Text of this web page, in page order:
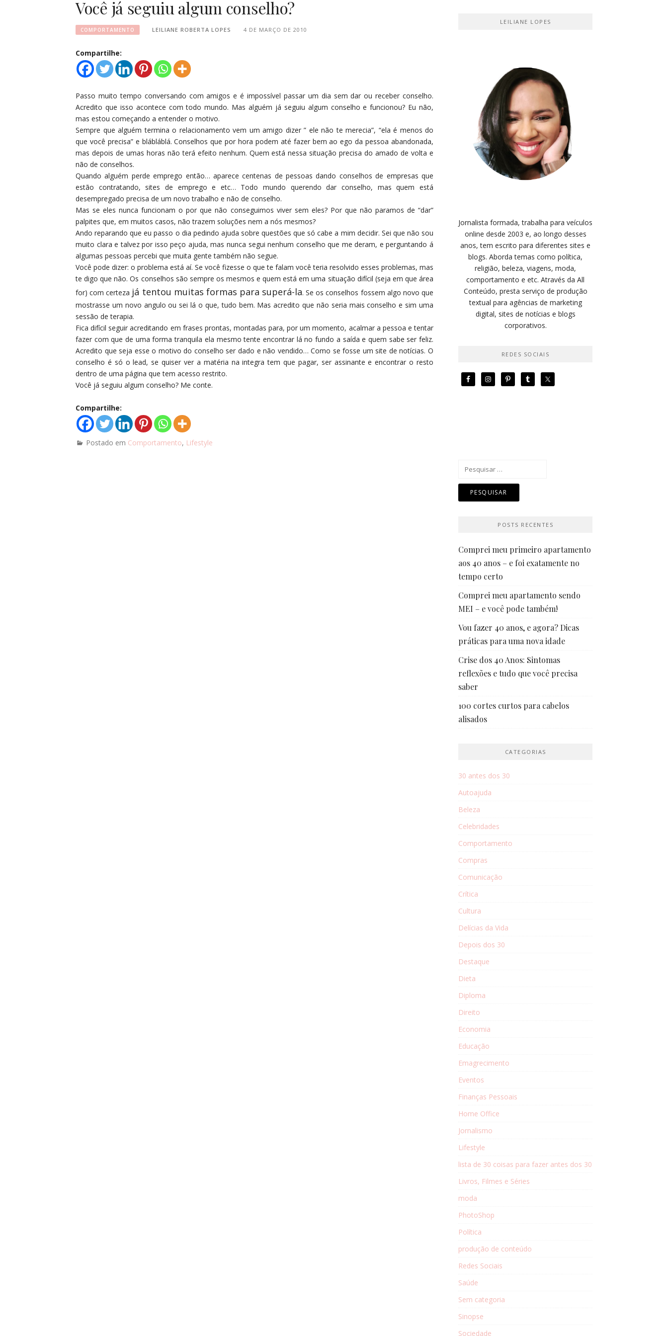
Você já seguiu algum conselho?
COMPORTAMENTO LEILIANE ROBERTA LOPES 4 DE MARÇO DE 2010
Compartilhe:
Passo muito tempo conversando com amigos e é impossível passar um dia sem dar ou receber conselho.
Acredito que isso acontece com todo mundo. Mas alguém já seguiu algum conselho e funcionou? Eu não,
mas estou começando a entender o motivo.
Sempre que alguém termina o relacionamento vem um amigo dizer ” ele não te merecia”, “ela é menos do
que você precisa” e blábláblá. Conselhos que por hora podem até fazer bem ao ego da pessoa abandonada,
mas depois de umas horas não terá efeito nenhum. Quem está nessa situação precisa do amado de volta e
não de conselhos.
Quando alguém perde emprego então… aparece centenas de pessoas dando conselhos de empresas que
estão contratando, sites de emprego e etc… Todo mundo querendo dar conselho, mas quem está
desempregado precisa de um novo trabalho e não de conselho.
Mas se eles nunca funcionam o por que não conseguimos viver sem eles? Por que não paramos de “dar”
palpites que, em muitos casos, não trazem soluções nem a nós mesmos?
Ando reparando que eu passo o dia pedindo ajuda sobre questões que só cabe a mim decidir. Sei que não sou
muito clara e talvez por isso peço ajuda, mas nunca segui nenhum conselho que me deram, e perguntando á
algumas pessoas percebi que muita gente também não segue.
Você pode dizer: o problema está aí. Se você fizesse o que te falam você teria resolvido esses problemas, mas
te digo que não. Os conselhos são sempre os mesmos e quem está em uma situação difícil (seja em que área
for) com certeza já tentou muitas formas para superá-la. Se os conselhos fossem algo novo que
mostrasse um novo angulo ou sei lá o que, tudo bem. Mas acredito que não seria mais conselho e sim uma
sessão de terapia.
Fica difícil seguir acreditando em frases prontas, montadas para, por um momento, acalmar a pessoa e tentar
fazer com que de uma forma tranquila ela mesmo tente encontrar lá no fundo a saída e quem sabe ser feliz.
Acredito que seja esse o motivo do conselho ser dado e não vendido… Como se fosse um site de notícias. O
conselho é só o lead, se quiser ver a matéria na integra tem que pagar, ser assinante e encontrar o resto
dentro de uma página que tem acesso restrito.
Você já seguiu algum conselho? Me conte.
Compartilhe:
Postado em Comportamento, Lifestyle
LEILIANE LOPES
Jornalista formada, trabalha para veículos
online desde 2003 e, ao longo desses
anos, tem escrito para diferentes sites e
blogs. Aborda temas como política,
religião, beleza, viagens, moda,
comportamento e etc. Através da All
Conteúdo, presta serviço de produção
textual para agências de marketing
digital, sites de notícias e blogs
corporativos.
REDES SOCIAIS
POSTS RECENTES
Comprei meu primeiro apartamento
aos 40 anos – e foi exatamente no
tempo certo
Comprei meu apartamento sendo
MEI – e você pode também!
Vou fazer 40 anos, e agora? Dicas
práticas para uma nova idade
Crise dos 40 Anos: Sintomas
reflexões e tudo que você precisa
saber
100 cortes curtos para cabelos
alisados
CATEGORIAS
30 antes dos 30
Autoajuda
Beleza
Celebridades
Comportamento
Compras
Comunicação
Crítica
Cultura
Delícias da Vida
Depois dos 30
Destaque
Dieta
Diploma
Direito
Economia
Educação
Emagrecimento
Eventos
Finanças Pessoais
Home Office
Jornalismo
Lifestyle
lista de 30 coisas para fazer antes dos 30
Livros, Filmes e Séries
moda
PhotoShop
Política
produção de conteúdo
Redes Sociais
Saúde
Sem categoria
Sinopse
Sociedade